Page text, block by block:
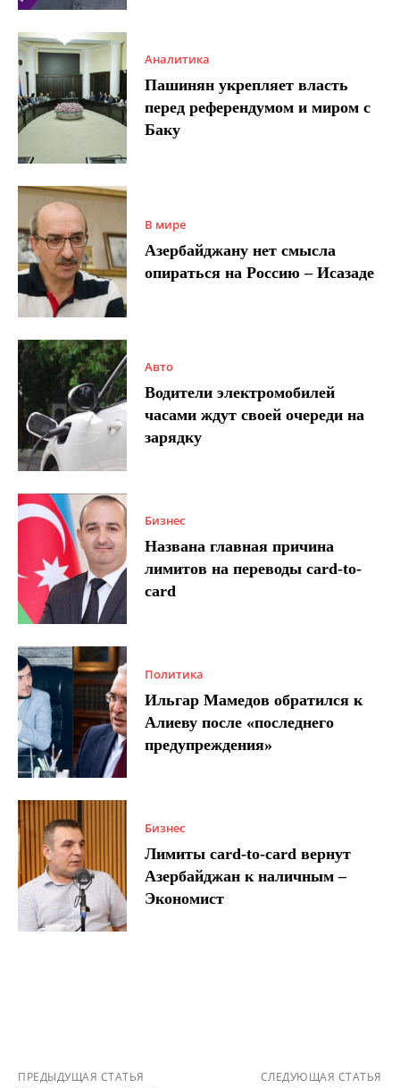
Аналитика
Пашинян укрепляет власть
перед референдумом и миром с
Баку
В мире
Азербайджану нет смысла
опираться на Россию – Исазаде
Авто
Водители электромобилей
часами ждут своей очереди на
зарядку
Бизнес
Названа главная причина
лимитов на переводы card-to-
card
Политика
Ильгар Мамедов обратился к
Алиеву после «последнего
предупреждения»
Бизнес
Лимиты card-to-card вернут
Азербайджан к наличным –
Экономист
ПРЕДЫДУЩАЯ СТАТЬЯ СЛЕДУЮЩАЯ СТАТЬЯ